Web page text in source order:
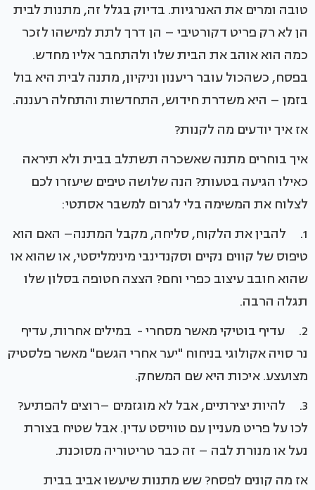
טובה ומרים את האנרגיות. בדיוק בגלל זה, מתנות לבית
הן לא רק פריט דקורטיבי – הן דרך לתת למישהו לזכר
כמה הוא אוהב את הבית שלו ולהתחבר אליו מחדש.
בפסח, כשהכול עובר ריענון וניקיון, מתנה לבית היא בול
בזמן – היא משדרת חידוש, התחדשות והתחלה רעננה.
אז איך יודעים מה לקנות?
איך בוחרים מתנה שאשכרה תשתלב בבית ולא תיראה
כאילו הגיעה בטעות? הנה שלושה טיפים שיעזרו לכם
לצלוח את המשימה בלי לגרום למשבר אסתטי:
1. להבין את הלקוח, סליחה, מקבל המתנה– האם הוא
טיפוס של קווים נקיים וסקנדינבי מינימליסטי, או שהוא או
שהוא חובב עיצוב כפרי וחם? הצצה חטופה בסלון שלו
תגלה הרבה.
2. עדיף בוטיקי מאשר מסחרי - במילים אחרות, עדיף
נר סויה אקולוגי בניחוח "יער אחרי הגשם" מאשר פלסטיק
מצועצע. איכות היא שם המשחק.
3. להיות יצירתיים, אבל לא מוגזמים –רוצים להפתיע?
לכו על פריט מעניין עם טוויסט עדין. אבל שטיח בצורת
נעל או מנורת לבה – זה כבר טריטוריה מסוכנת.
אז מה קונים לפסח? שש מתנות שיעשו אביב בבית